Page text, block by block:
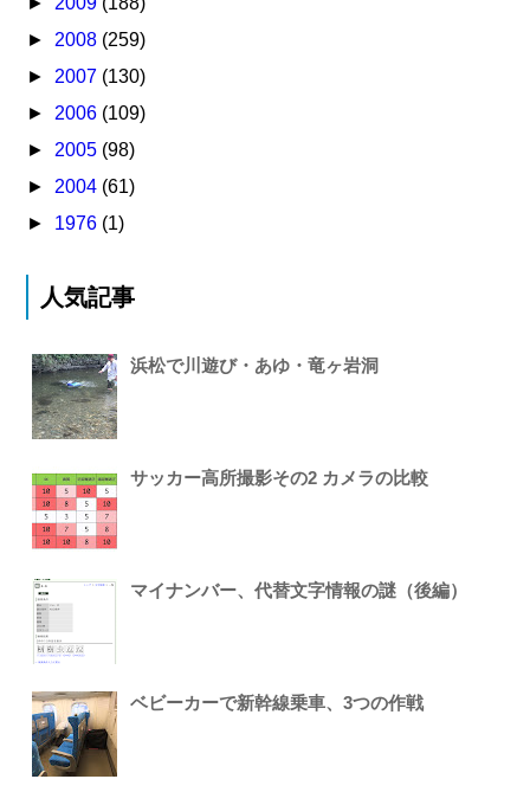
► 2008 (259)
► 2007 (130)
► 2006 (109)
► 2005 (98)
► 2004 (61)
► 1976 (1)
人気記事
浜松で川遊び・あゆ・竜ヶ岩洞
サッカー高所撮影その2 カメラの比較
マイナンバー、代替文字情報の謎（後編）
ベビーカーで新幹線乗車、3つの作戦